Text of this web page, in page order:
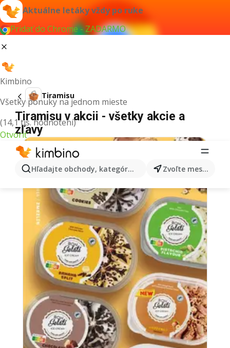
Aktuálne letáky vždy po ruke
Pridať do Chrome - ZADARMO
Kimbino
Všetky ponuky na jednom mieste
(14,1 tis. hodnotení)
Otvoriť
Hľadajte obchody, kategórie, produkty... Zvoľte mesto
Tiramisu
Tiramisu v akcii - všetky akcie a
zľavy